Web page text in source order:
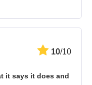
10/10
it says it does and